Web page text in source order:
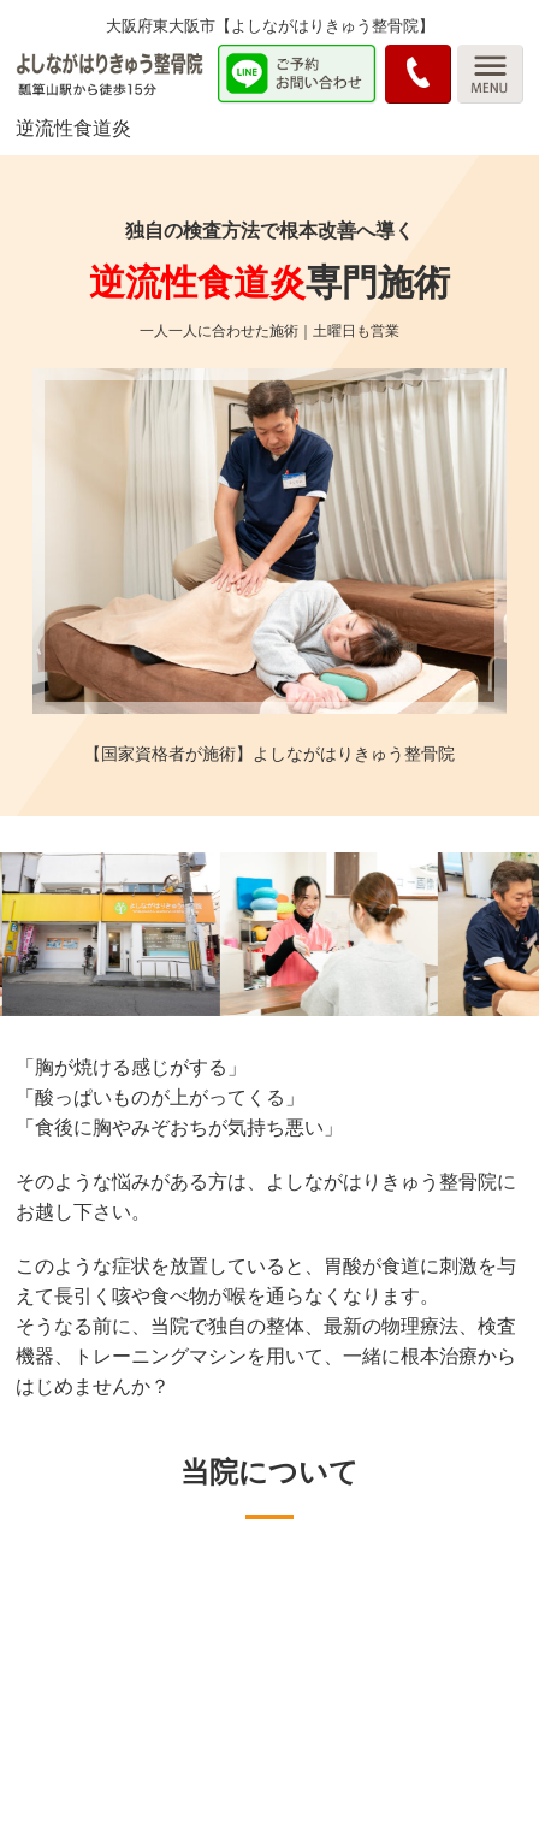
大阪府東大阪市【よしながはりきゅう整骨院】
逆流性食道炎
独自の検査方法で根本改善へ導く
逆流性食道炎専門施術
一人一人に合わせた施術｜土曜日も営業
【国家資格者が施術】よしながはりきゅう整骨院
「胸が焼ける感じがする」
「酸っぱいものが上がってくる」
「食後に胸やみぞおちが気持ち悪い」
そのような悩みがある方は、よしながはりきゅう整骨院に
お越し下さい。
このような症状を放置していると、胃酸が食道に刺激を与
えて長引く咳や食べ物が喉を通らなくなります。
そうなる前に、当院で独自の整体、最新の物理療法、検査
機器、トレーニングマシンを用いて、一緒に根本治療から
はじめませんか？
当院について